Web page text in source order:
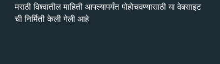
मराठी विश्वातील माहिती आपल्यापर्यंत पोहोचवण्यासाठी या वेबसाइट
ची निर्मिती केली गेली आहे